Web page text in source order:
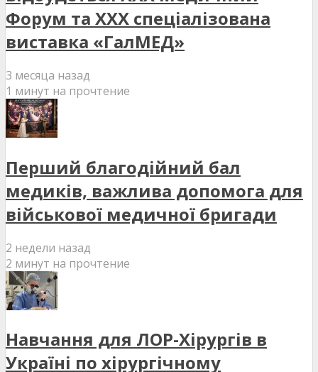
Форум та XXX спеціалізована
виставка «ГалМЕД»
3 месяца назад
1 минут на прочтение
Перший благодійний бал
медиків, важлива допомога для
військової медичної бригади
2 недели назад
2 минут на прочтение
Навчання для ЛОР-Хірургів в
Україні по хірургічному